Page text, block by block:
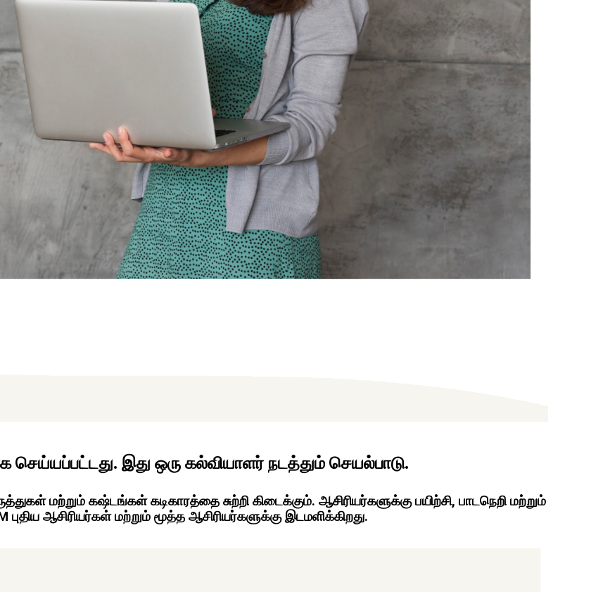
செய்யப்பட்டது. இது ஒரு கல்வியாளர் நடத்தும் செயல்பாடு.
மற்றும் கஷ்டங்கள் கடிகாரத்தை சுற்றி கிடைக்கும். ஆசிரியர்களுக்கு பயிற்சி, பாடநெறி மற்றும்
ஆசிரியர்கள் மற்றும் மூத்த ஆசிரியர்களுக்கு இடமளிக்கிறது.